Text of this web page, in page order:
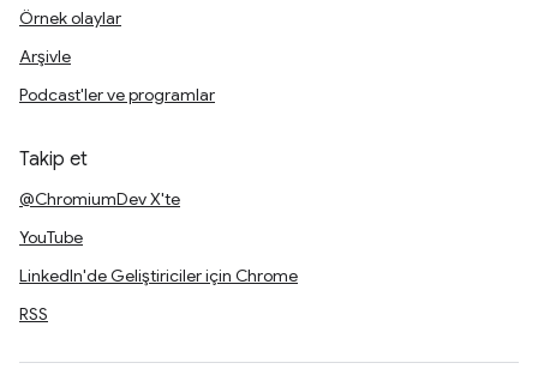
Örnek olaylar
Arşivle
Podcast'ler ve programlar
Takip et
@ChromiumDev X'te
YouTube
LinkedIn'de Geliştiriciler için Chrome
RSS